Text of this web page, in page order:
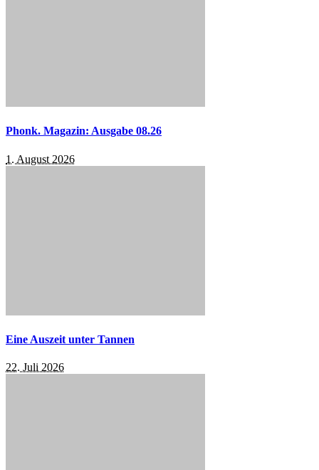
Phonk. Magazin: Ausgabe 08.26
1. August 2026
Eine Auszeit unter Tannen
22. Juli 2026